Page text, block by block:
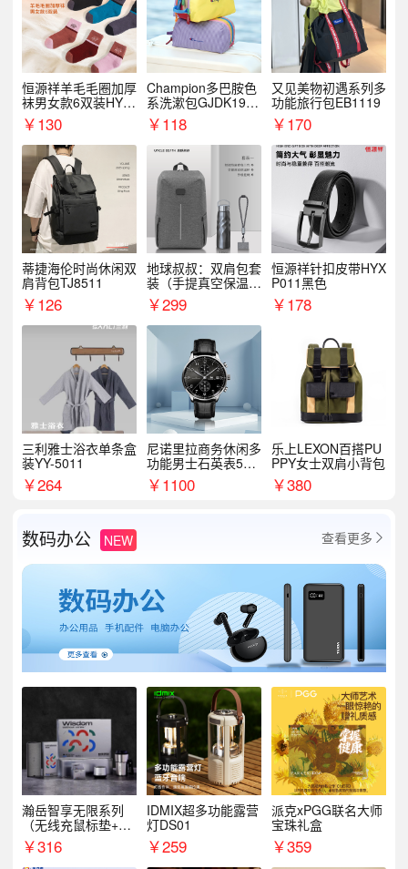
恒源祥羊毛毛圈加厚
袜男女款6双装HYX
068WZ
￥130
Champion多巴胺色
系洗漱包GJDK19R
1￥118
又见美物初遇系列多
功能旅行包EB1119
￥170
蒂捷海伦时尚休闲双
肩背包TJ8511
￥126
地球叔叔：双肩包套
装（手提真空保温杯
+手机挂绳）
￥299
恒源祥针扣皮带HYX
P011黑色
￥178
三利雅士浴衣单条盒
装YY-5011
￥264
尼诺里拉商务休闲多
功能男士石英表510
05
￥1100
乐上LEXON百搭PU
PPY女士双肩小背包
￥380
数码办公 NEW 查看更多 
瀚岳智享无限系列
（无线充鼠标垫+飞
利浦音响+乐扣咖啡
杯）
￥316
IDMIX超多功能露营
灯DS01
￥259
派克xPGG联名大师
宝珠礼盒
￥359